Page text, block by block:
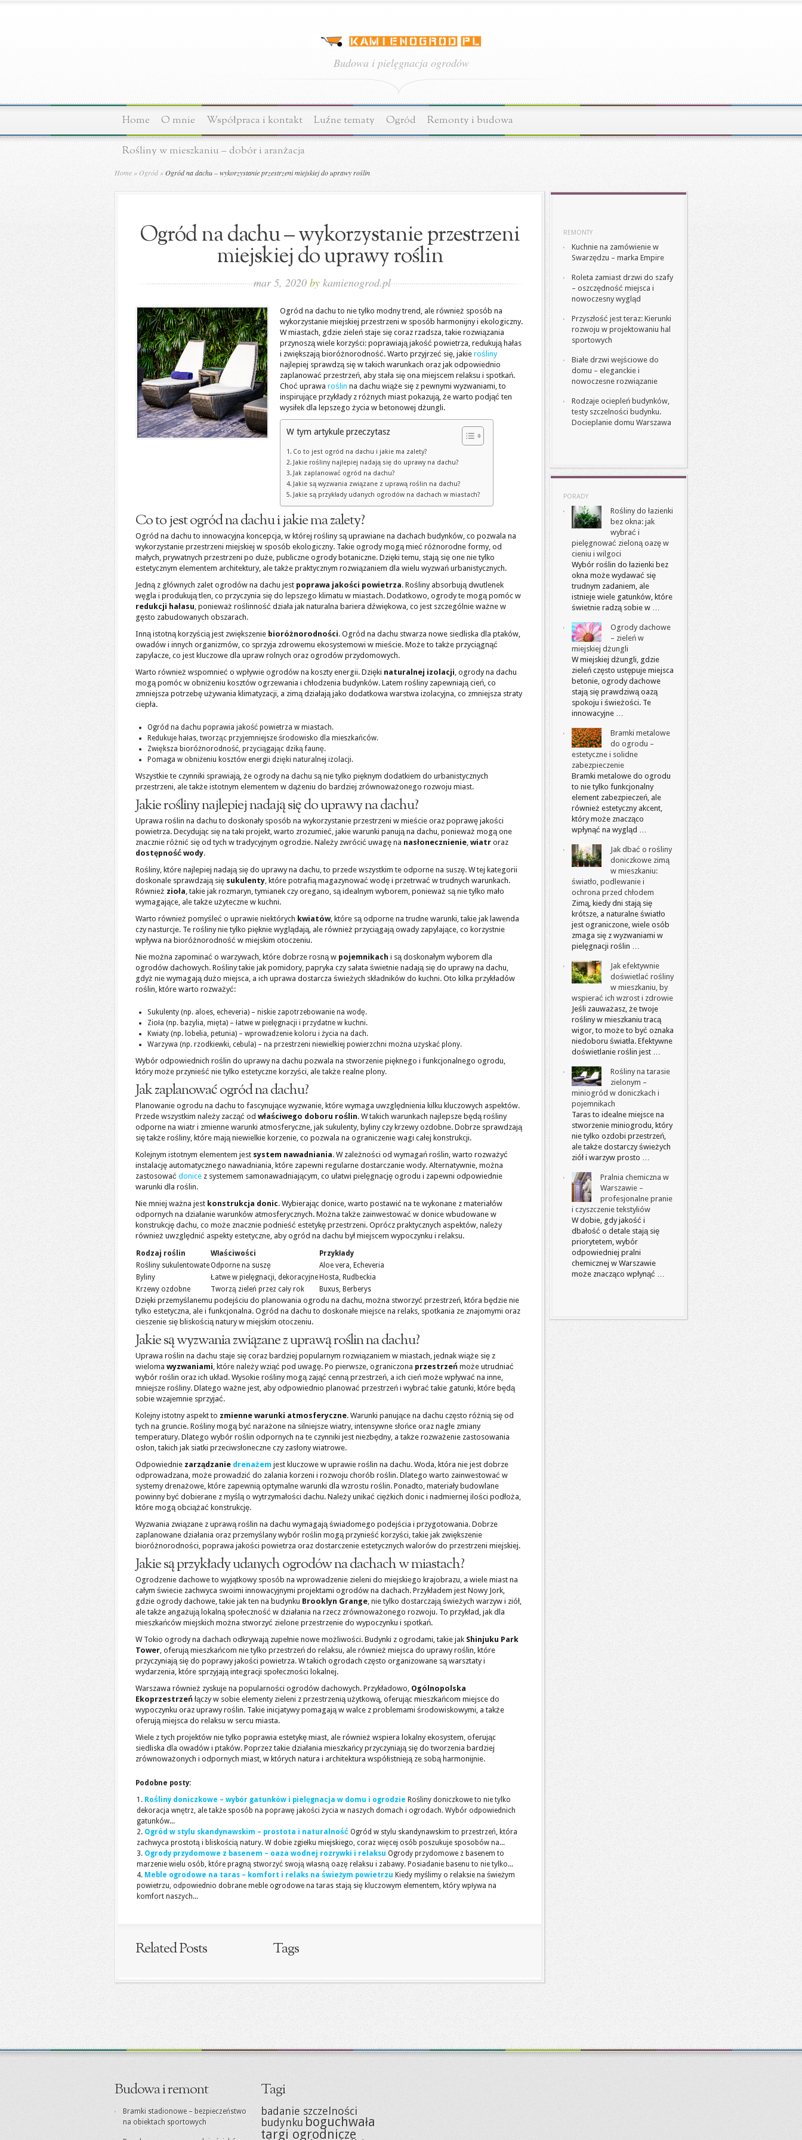
Budowa i pielęgnacja ogrodów
Home O mnie Współpraca i kontakt Luźne tematy Ogród Remonty i budowa
Rośliny w mieszkaniu – dobór i aranżacja
Home » Ogród »Ogród na dachu – wykorzystanie przestrzeni miejskiej do uprawy roślin
Ogród na dachu – wykorzystanie przestrzeni
miejskiej do uprawy roślin
mar 5, 2020 by kamienogrod.pl
Ogród na dachu to nie tylko modny trend, ale również sposób na
wykorzystanie miejskiej przestrzeni w sposób harmonijny i ekologiczny.
W miastach, gdzie zieleń staje się coraz rzadsza, takie rozwiązania
przynoszą wiele korzyści: poprawiają jakość powietrza, redukują hałas
i zwiększają bioróżnorodność. Warto przyjrzeć się, jakie rośliny
najlepiej sprawdzą się w takich warunkach oraz jak odpowiednio
zaplanować przestrzeń, aby stała się ona miejscem relaksu i spotkań.
Choć uprawa roślin na dachu wiąże się z pewnymi wyzwaniami, to
inspirujące przykłady z różnych miast pokazują, że warto podjąć ten
wysiłek dla lepszego życia w betonowej dżungli.
W tym artykule przeczytasz
Co to jest ogród na dachu i jakie ma zalety?
Jakie rośliny najlepiej nadają się do uprawy na dachu?
Jak zaplanować ogród na dachu?
Jakie są wyzwania związane z uprawą roślin na dachu?
Jakie są przykłady udanych ogrodów na dachach w miastach?
Co to jest ogród na dachu i jakie ma zalety?
Ogród na dachu to innowacyjna koncepcja, w której rośliny są uprawiane na dachach budynków, co pozwala na
wykorzystanie przestrzeni miejskiej w sposób ekologiczny. Takie ogrody mogą mieć różnorodne formy, od
małych, prywatnych przestrzeni po duże, publiczne ogrody botaniczne. Dzięki temu, stają się one nie tylko
estetycznym elementem architektury, ale także praktycznym rozwiązaniem dla wielu wyzwań urbanistycznych.
Jedną z głównych zalet ogrodów na dachu jest poprawa jakości powietrza. Rośliny absorbują dwutlenek
węgla i produkują tlen, co przyczynia się do lepszego klimatu w miastach. Dodatkowo, ogrody te mogą pomóc w
redukcji hałasu, ponieważ roślinność działa jak naturalna bariera dźwiękowa, co jest szczególnie ważne w
gęsto zabudowanych obszarach.
Inną istotną korzyścią jest zwiększenie bioróżnorodności. Ogród na dachu stwarza nowe siedliska dla ptaków,
owadów i innych organizmów, co sprzyja zdrowemu ekosystemowi w mieście. Może to także przyciągnąć
zapylacze, co jest kluczowe dla upraw rolnych oraz ogrodów przydomowych.
Warto również wspomnieć o wpływie ogrodów na koszty energii. Dzięki naturalnej izolacji, ogrody na dachu
mogą pomóc w obniżeniu kosztów ogrzewania i chłodzenia budynków. Latem rośliny zapewniają cień, co
zmniejsza potrzebę używania klimatyzacji, a zimą działają jako dodatkowa warstwa izolacyjna, co zmniejsza straty
ciepła.
Ogród na dachu poprawia jakość powietrza w miastach.
Redukuje hałas, tworząc przyjemniejsze środowisko dla mieszkańców.
Zwiększa bioróżnorodność, przyciągając dziką faunę.
Pomaga w obniżeniu kosztów energii dzięki naturalnej izolacji.
Wszystkie te czynniki sprawiają, że ogrody na dachu są nie tylko pięknym dodatkiem do urbanistycznych
przestrzeni, ale także istotnym elementem w dążeniu do bardziej zrównoważonego rozwoju miast.
Jakie rośliny najlepiej nadają się do uprawy na dachu?
Uprawa roślin na dachu to doskonały sposób na wykorzystanie przestrzeni w mieście oraz poprawę jakości
powietrza. Decydując się na taki projekt, warto zrozumieć, jakie warunki panują na dachu, ponieważ mogą one
znacznie różnić się od tych w tradycyjnym ogrodzie. Należy zwrócić uwagę na nasłonecznienie, wiatr oraz
dostępność wody.
Rośliny, które najlepiej nadają się do uprawy na dachu, to przede wszystkim te odporne na suszę. W tej kategorii
doskonale sprawdzają się sukulenty, które potrafią magazynować wodę i przetrwać w trudnych warunkach.
Również zioła, takie jak rozmaryn, tymianek czy oregano, są idealnym wyborem, ponieważ są nie tylko mało
wymagające, ale także użyteczne w kuchni.
Warto również pomyśleć o uprawie niektórych kwiatów, które są odporne na trudne warunki, takie jak lawenda
czy nasturcje. Te rośliny nie tylko pięknie wyglądają, ale również przyciągają owady zapylające, co korzystnie
wpływa na bioróżnorodność w miejskim otoczeniu.
Nie można zapominać o warzywach, które dobrze rosną w pojemnikach i są doskonałym wyborem dla
ogrodów dachowych. Rośliny takie jak pomidory, papryka czy sałata świetnie nadają się do uprawy na dachu,
gdyż nie wymagają dużo miejsca, a ich uprawa dostarcza świeżych składników do kuchni. Oto kilka przykładów
roślin, które warto rozważyć:
Sukulenty (np. aloes, echeveria) – niskie zapotrzebowanie na wodę.
Zioła (np. bazylia, mięta) – łatwe w pielęgnacji i przydatne w kuchni.
Kwiaty (np. lobelia, petunia) – wprowadzenie koloru i życia na dach.
Warzywa (np. rzodkiewki, cebula) – na przestrzeni niewielkiej powierzchni można uzyskać plony.
Wybór odpowiednich roślin do uprawy na dachu pozwala na stworzenie pięknego i funkcjonalnego ogrodu,
który może przynieść nie tylko estetyczne korzyści, ale także realne plony.
Jak zaplanować ogród na dachu?
Planowanie ogrodu na dachu to fascynujące wyzwanie, które wymaga uwzględnienia kilku kluczowych aspektów.
Przede wszystkim należy zacząć od właściwego doboru roślin. W takich warunkach najlepsze będą rośliny
odporne na wiatr i zmienne warunki atmosferyczne, jak sukulenty, byliny czy krzewy ozdobne. Dobrze sprawdzają
się także rośliny, które mają niewielkie korzenie, co pozwala na ograniczenie wagi całej konstrukcji.
Kolejnym istotnym elementem jest system nawadniania. W zależności od wymagań roślin, warto rozważyć
instalację automatycznego nawadniania, które zapewni regularne dostarczanie wody. Alternatywnie, można
zastosować donice z systemem samonawadniającym, co ułatwi pielęgnację ogrodu i zapewni odpowiednie
warunki dla roślin.
Nie mniej ważna jest konstrukcja donic. Wybierając donice, warto postawić na te wykonane z materiałów
odpornych na działanie warunków atmosferycznych. Można także zainwestować w donice wbudowane w
konstrukcję dachu, co może znacznie podnieść estetykę przestrzeni. Oprócz praktycznych aspektów, należy
również uwzględnić aspekty estetyczne, aby ogród na dachu był miejscem wypoczynku i relaksu.
Rodzaj roślin Właściwości
Przykłady
Rośliny sukulentowateOdporne na suszę
Aloe vera, Echeveria
Byliny
Łatwe w pielęgnacji, dekoracyjne Hosta, Rudbeckia
Krzewy ozdobne
Tworzą zieleń przez cały rok Buxus, Berberys
Dzięki przemyślanemu podejściu do planowania ogrodu na dachu, można stworzyć przestrzeń, która będzie nie
tylko estetyczna, ale i funkcjonalna. Ogród na dachu to doskonałe miejsce na relaks, spotkania ze znajomymi oraz
cieszenie się bliskością natury w miejskim otoczeniu.
Jakie są wyzwania związane z uprawą roślin na dachu?
Uprawa roślin na dachu staje się coraz bardziej popularnym rozwiązaniem w miastach, jednak wiąże się z
wieloma wyzwaniami, które należy wziąć pod uwagę. Po pierwsze, ograniczona przestrzeń może utrudniać
wybór roślin oraz ich układ. Wysokie rośliny mogą zająć cenną przestrzeń, a ich cień może wpływać na inne,
mniejsze rośliny. Dlatego ważne jest, aby odpowiednio planować przestrzeń i wybrać takie gatunki, które będą
sobie wzajemnie sprzyjać.
Kolejny istotny aspekt to zmienne warunki atmosferyczne. Warunki panujące na dachu często różnią się od
tych na gruncie. Rośliny mogą być narażone na silniejsze wiatry, intensywne słońce oraz nagłe zmiany
temperatury. Dlatego wybór roślin odpornych na te czynniki jest niezbędny, a także rozważenie zastosowania
osłon, takich jak siatki przeciwsłoneczne czy zasłony wiatrowe.
Odpowiednie zarządzanie drenażem jest kluczowe w uprawie roślin na dachu. Woda, która nie jest dobrze
odprowadzana, może prowadzić do zalania korzeni i rozwoju chorób roślin. Dlatego warto zainwestować w
systemy drenażowe, które zapewnią optymalne warunki dla wzrostu roślin. Ponadto, materiały budowlane
powinny być dobierane z myślą o wytrzymałości dachu. Należy unikać ciężkich donic i nadmiernej ilości podłoża,
które mogą obciążać konstrukcję.
Wyzwania związane z uprawą roślin na dachu wymagają świadomego podejścia i przygotowania. Dobrze
zaplanowane działania oraz przemyślany wybór roślin mogą przynieść korzyści, takie jak zwiększenie
bioróżnorodności, poprawa jakości powietrza oraz dostarczenie estetycznych walorów do przestrzeni miejskiej.
Jakie są przykłady udanych ogrodów na dachach w miastach?
Ogrodzenie dachowe to wyjątkowy sposób na wprowadzenie zieleni do miejskiego krajobrazu, a wiele miast na
całym świecie zachwyca swoimi innowacyjnymi projektami ogrodów na dachach. Przykładem jest Nowy Jork,
gdzie ogrody dachowe, takie jak ten na budynku Brooklyn Grange, nie tylko dostarczają świeżych warzyw i ziół,
ale także angażują lokalną społeczność w działania na rzecz zrównoważonego rozwoju. To przykład, jak dla
mieszkańców miejskich można stworzyć zielone przestrzenie do wypoczynku i spotkań.
W Tokio ogrody na dachach odkrywają zupełnie nowe możliwości. Budynki z ogrodami, takie jak Shinjuku Park
Tower, oferują mieszkańcom nie tylko przestrzeń do relaksu, ale również miejsca do uprawy roślin, które
przyczyniają się do poprawy jakości powietrza. W takich ogrodach często organizowane są warsztaty i
wydarzenia, które sprzyjają integracji społeczności lokalnej.
Warszawa również zyskuje na popularności ogrodów dachowych. Przykładowo, Ogólnopolska
Ekoprzestrzeń łączy w sobie elementy zieleni z przestrzenią użytkową, oferując mieszkańcom miejsce do
wypoczynku oraz uprawy roślin. Takie inicjatywy pomagają w walce z problemami środowiskowymi, a także
oferują miejsca do relaksu w sercu miasta.
Wiele z tych projektów nie tylko poprawia estetykę miast, ale również wspiera lokalny ekosystem, oferując
siedliska dla owadów i ptaków. Poprzez takie działania mieszkańcy przyczyniają się do tworzenia bardziej
zrównoważonych i odpornych miast, w których natura i architektura współistnieją ze sobą harmonijnie.
Podobne posty:
Rośliny doniczkowe – wybór gatunków i pielęgnacja w domu i ogrodzie Rośliny doniczkowe to nie tylko
dekoracja wnętrz, ale także sposób na poprawę jakości życia w naszych domach i ogrodach. Wybór odpowiednich
gatunków...
Ogród w stylu skandynawskim – prostota i naturalność Ogród w stylu skandynawskim to przestrzeń, która
zachwyca prostotą i bliskością natury. W dobie zgiełku miejskiego, coraz więcej osób poszukuje sposobów na...
Ogrody przydomowe z basenem – oaza wodnej rozrywki i relaksu Ogrody przydomowe z basenem to
marzenie wielu osób, które pragną stworzyć swoją własną oazę relaksu i zabawy. Posiadanie basenu to nie tylko...
Meble ogrodowe na taras – komfort i relaks na świeżym powietrzu Kiedy myślimy o relaksie na świeżym
powietrzu, odpowiednio dobrane meble ogrodowe na taras stają się kluczowym elementem, który wpływa na
komfort naszych...
Related Posts Tags
REMONTY
Kuchnie na zamówienie w
Swarzędzu – marka Empire
Roleta zamiast drzwi do szafy
– oszczędność miejsca i
nowoczesny wygląd
Przyszłość jest teraz: Kierunki
rozwoju w projektowaniu hal
sportowych
Białe drzwi wejściowe do
domu – eleganckie i
nowoczesne rozwiązanie
Rodzaje ociepleń budynków,
testy szczelności budynku.
Docieplanie domu Warszawa
PORADY
Rośliny do łazienki
bez okna: jak
wybrać i
pielęgnować zieloną oazę w
cieniu i wilgoci
Wybór roślin do łazienki bez
okna może wydawać się
trudnym zadaniem, ale
istnieje wiele gatunków, które
świetnie radzą sobie w …
Ogrody dachowe
– zieleń w
miejskiej dżungli
W miejskiej dżungli, gdzie
zieleń często ustępuje miejsca
betonie, ogrody dachowe
stają się prawdziwą oazą
spokoju i świeżości. Te
innowacyjne …
Bramki metalowe
do ogrodu –
estetyczne i solidne
zabezpieczenie
Bramki metalowe do ogrodu
to nie tylko funkcjonalny
element zabezpieczeń, ale
również estetyczny akcent,
który może znacząco
wpłynąć na wygląd …
Jak dbać o rośliny
doniczkowe zimą
w mieszkaniu:
światło, podlewanie i
ochrona przed chłodem
Zimą, kiedy dni stają się
krótsze, a naturalne światło
jest ograniczone, wiele osób
zmaga się z wyzwaniami w
pielęgnacji roślin …
Jak efektywnie
doświetlać rośliny
w mieszkaniu, by
wspierać ich wzrost i zdrowie
Jeśli zauważasz, że twoje
rośliny w mieszkaniu tracą
wigor, to może to być oznaka
niedoboru światła. Efektywne
doświetlanie roślin jest …
Rośliny na tarasie
zielonym –
miniogród w doniczkach i
pojemnikach
Taras to idealne miejsce na
stworzenie miniogrodu, który
nie tylko ozdobi przestrzeń,
ale także dostarczy świeżych
ziół i warzyw prosto …
Pralnia chemiczna w
Warszawie –
profesjonalne pranie
i czyszczenie tekstyliów
W dobie, gdy jakość i
dbałość o detale stają się
priorytetem, wybór
odpowiedniej pralni
chemicznej w Warszawie
może znacząco wpłynąć …
Budowa i remont
Bramki stadionowe – bezpieczeństwo
na obiektach sportowych
Tagi
badanie szczelności
budynku boguchwała
targi ogrodnicze